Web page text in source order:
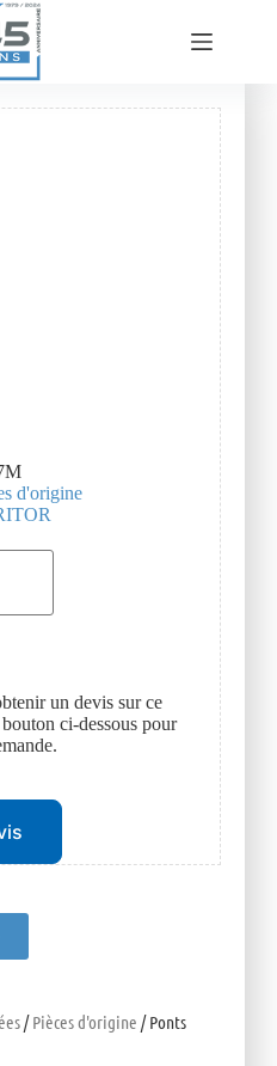
/Pièces d'origine / Ponts
d'origine
un devis sur ce
ci-dessous pour